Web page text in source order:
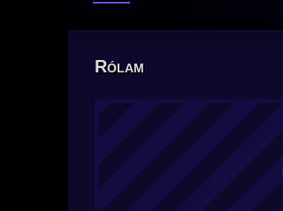
Rólam